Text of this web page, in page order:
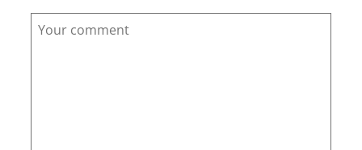
Comment